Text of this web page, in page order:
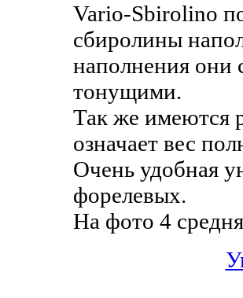
Vario-Sbirolino
сбиролины
наполнения они
тонущими.
Так же имеются
означает вес
Очень удобная
форелевых.
На фото 4